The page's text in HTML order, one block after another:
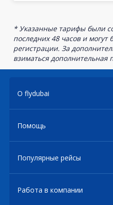
* Указанные тарифы были
последних 48 часов и
регистрации. За
взиматься дополнительная
О flydubai
Помощь
Популярные рейсы
Работа в компании